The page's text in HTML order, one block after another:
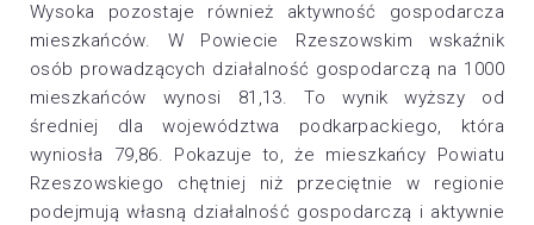
Wysoka pozostaje również aktywność gospodarcza
mieszkańców. W Powiecie Rzeszowskim wskaźnik
osób prowadzących działalność gospodarczą na 1000
mieszkańców wynosi 81,13. To wynik wyższy od
średniej dla województwa podkarpackiego, która
wyniosła 79,86. Pokazuje to, że mieszkańcy Powiatu
Rzeszowskiego chętniej niż przeciętnie w regionie
podejmują własną działalność gospodarczą i aktywnie